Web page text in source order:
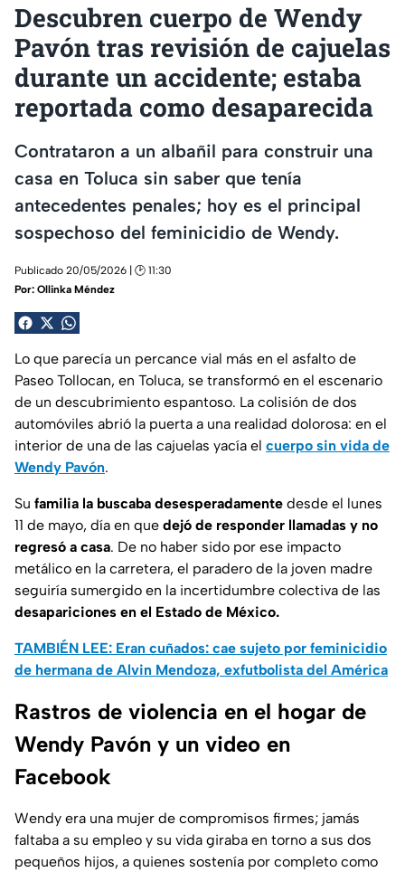
Descubren cuerpo de Wendy
Pavón tras revisión de cajuelas
durante un accidente; estaba
reportada como desaparecida
Contrataron a un albañil para construir una
casa en Toluca sin saber que tenía
antecedentes penales; hoy es el principal
sospechoso del feminicidio de Wendy.
Publicado 20/05/2026 | 🕑 11:30
Por: Ollinka Méndez
Lo que parecía un percance vial más en el asfalto de
Paseo Tollocan, en Toluca, se transformó en el escenario
de un descubrimiento espantoso. La colisión de dos
automóviles abrió la puerta a una realidad dolorosa: en el
interior de una de las cajuelas yacía el cuerpo sin vida de
Wendy Pavón.
Su familia la buscaba desesperadamente desde el lunes
11 de mayo, día en que dejó de responder llamadas y no
regresó a casa. De no haber sido por ese impacto
metálico en la carretera, el paradero de la joven madre
seguiría sumergido en la incertidumbre colectiva de las
desapariciones en el Estado de México.
TAMBIÉN LEE: Eran cuñados: cae sujeto por feminicidio
de hermana de Alvin Mendoza, exfutbolista del América
Rastros de violencia en el hogar de
Wendy Pavón y un video en
Facebook
Wendy era una mujer de compromisos firmes; jamás
faltaba a su empleo y su vida giraba en torno a sus dos
pequeños hijos, a quienes sostenía por completo como